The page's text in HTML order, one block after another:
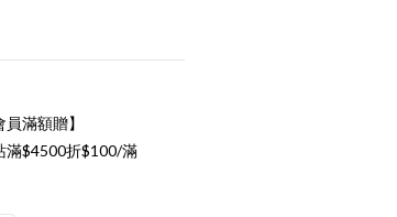
滿額贈】
滿$4500折$100/滿